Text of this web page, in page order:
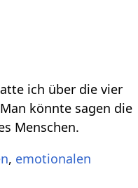
ich über die vier
könnte sagen die
Menschen.
, emotionalen